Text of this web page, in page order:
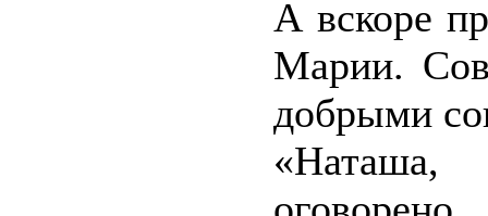
А вскоре
Марии.
добрыми
«Наташа,